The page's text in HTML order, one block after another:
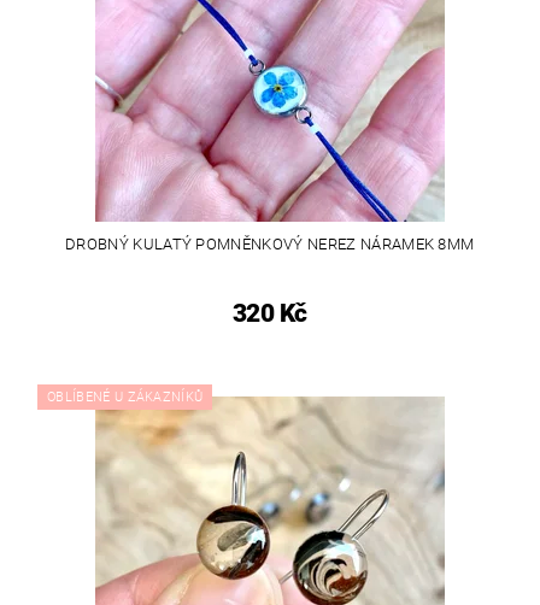
DROBNÝ KULATÝ POMNĚNKOVÝ NEREZ NÁRAMEK 8MM
320 Kč
OBLÍBENÉ U ZÁKAZNÍKŮ